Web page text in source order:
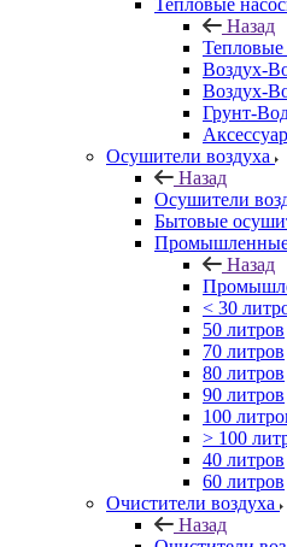
Тепловые
Назад
Тепловые
Воздух-
Воздух-
Грунт-
Осушители воздуха
Назад
Осушители
Бытовые
Назад
< 30
50 литров
70 литров
80 литров
90 литров
100
> 100
40 литров
60 литров
Очистители воздуха
Назад